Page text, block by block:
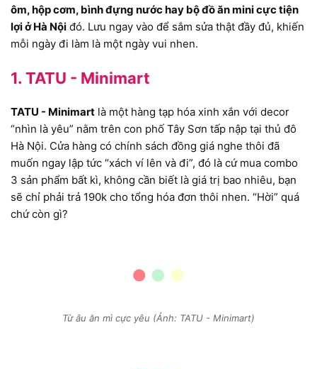
ôm, hộp cơm, bình đựng nước hay bộ đồ ăn mini cực tiện
lợi ở Hà Nội đó. Lưu ngay vào để sắm sửa thật đầy đủ, khiến
mỗi ngày đi làm là một ngày vui nhen.
1. TATU - Minimart
TATU - Minimart là một hàng tạp hóa xinh xắn với decor
“nhìn là yêu” nằm trên con phố Tây Sơn tấp nập tại thủ đô
Hà Nội. Cửa hàng có chính sách đồng giá nghe thôi đã
muốn ngay lập tức “xách ví lên và đi”, đó là cứ mua combo
3 sản phẩm bất kì, không cần biết là giá trị bao nhiêu, bạn
sẽ chỉ phải trả 190k cho tổng hóa đơn thôi nhen. “Hời” quá
chứ còn gì?
Từ âu ăn mì cực yêu (Ảnh: TATU - Minimart)